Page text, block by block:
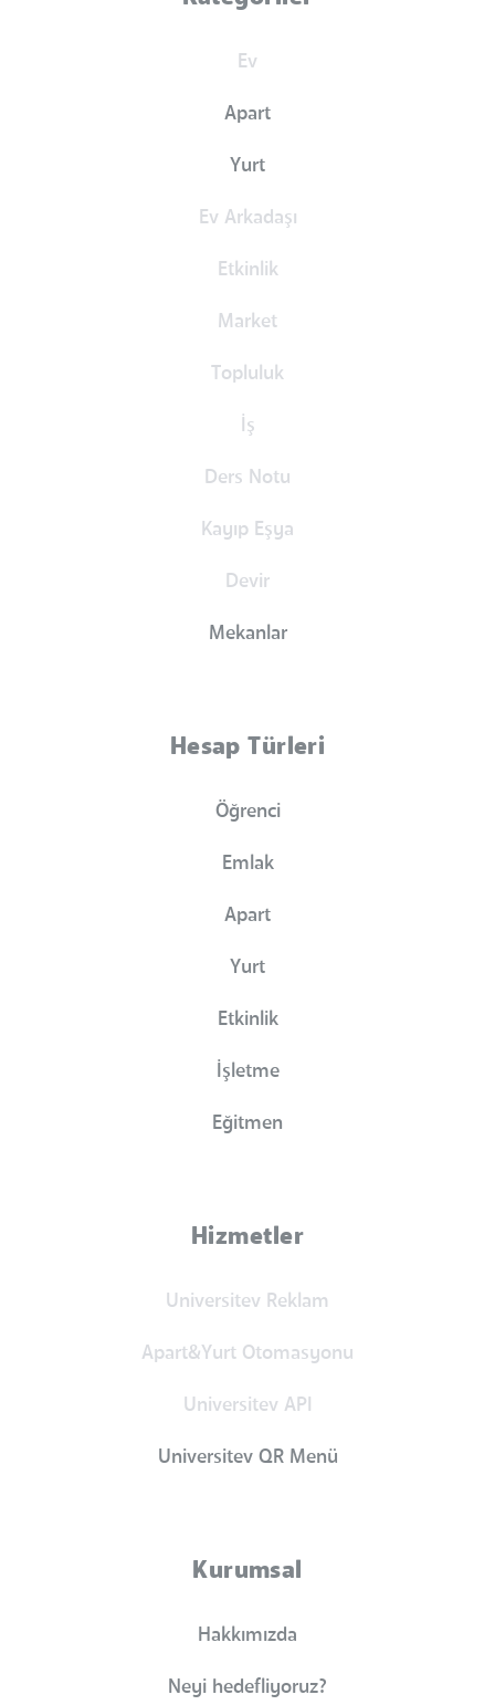
Ev
Apart
Yurt
Ev Arkadaşı
Etkinlik
Market
Topluluk
İş
Ders Notu
Kayıp Eşya
Devir
Mekanlar
Hesap Türleri
Öğrenci
Emlak
Apart
Yurt
Etkinlik
İşletme
Eğitmen
Hizmetler
Universitev Reklam
Apart&Yurt Otomasyonu
Universitev API
Universitev QR Menü
Kurumsal
Hakkımızda
Neyi hedefliyoruz?